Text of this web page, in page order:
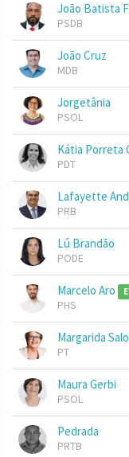
João Batista
PSDB
João Cruz
MDB
Jorgetânia
PSOL
Kátia Porreta
PDT
Lafayette
PRB
Lú Brandão
PODE
Marcelo Aro
PHS
Margarida
PT
Maura Gerbi
PSOL
Pedrada
PRTB